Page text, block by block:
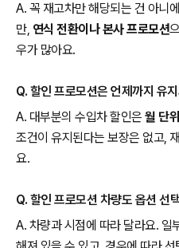
A. 꼭 재고차만 해당되는 건 아니
만, 연식 전환이나 본사 프로모션
우가 많아요.
Q. 할인 프로모션은 언제까지 유
A. 대부분의 수입차 할인은 월 단
조건이 유지된다는 보장은 없고,
요.
Q. 할인 프로모션 차량도 옵션 선
A. 차량과 시점에 따라 달라요. 일